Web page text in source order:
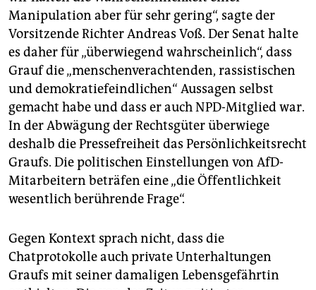
Manipulation aber für sehr gering“, sagte der
Vorsitzende Richter Andreas Voß. Der Senat halte
es daher für „überwiegend wahrscheinlich“, dass
Grauf die „menschenverachtenden, rassistischen
und demokratiefeindlichen“ Aussagen selbst
gemacht habe und dass er auch NPD-Mitglied war.
In der Abwägung der Rechtsgüter überwiege
deshalb die Pressefreiheit das Persönlichkeitsrecht
Graufs. Die politischen Einstellungen von AfD-
Mitarbeitern beträfen eine „die Öffentlichkeit
wesentlich berührende Frage“.
Gegen Kontext sprach nicht, dass die
Chatprotokolle auch private Unterhaltungen
Graufs mit seiner damaligen Lebensgefährtin